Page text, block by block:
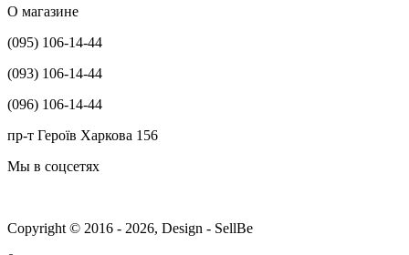
О магазине
(095) 106-14-44
(093) 106-14-44
(096) 106-14-44
пр-т Героїв Харкова 156
Мы в соцсетях
Copyright © 2016 - 2026, Design - SellBe